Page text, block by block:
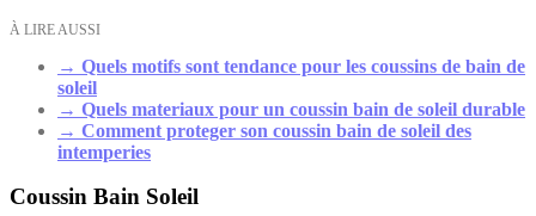
À LIRE AUSSI
→ Quels motifs sont tendance pour les coussins de bain de
soleil
→ Quels materiaux pour un coussin bain de soleil durable
→ Comment proteger son coussin bain de soleil des
intemperies
Coussin Bain Soleil